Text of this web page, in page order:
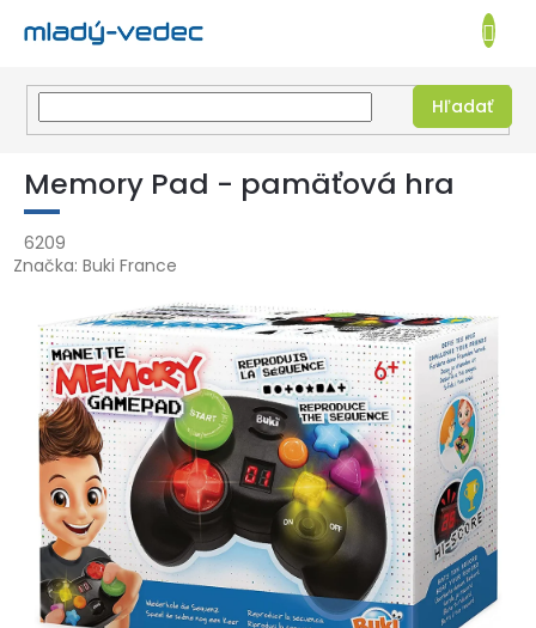
Prejsť
obsah
EUR
Hľadať
KOŠÍK
Memory Pad - pamäťová hra
6209
Značka: Buki France